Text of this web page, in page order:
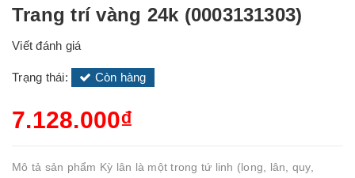
Trang trí vàng 24k (0003131303)
Viết đánh giá
Trạng thái: Còn hàng
7.128.000₫
Mô tả sản phẩm Kỳ lân là một trong tứ linh (long, lân, quy,